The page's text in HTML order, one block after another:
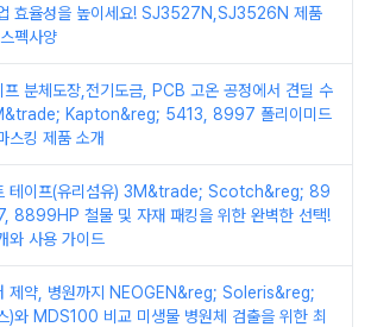
효율성을 높이세요! SJ3527N,SJ3526N 제품
펙사양
프 분체도장,전기도금, PCB 고온 공정에서 견딜 수
Kapton&reg; 5413, 8997 폴리이미드
스킹 제품 소개
테이프(유리섬유) 3M&trade; Scotch&reg; 89
8899HP 철물 및 자재 패킹을 위한 완벽한 선택!
와 사용 가이드
제약, 병원까지 NEOGEN&reg; Soleris&reg;
)와 MDS100 비교 미생물 병원체 검출을 위한 최